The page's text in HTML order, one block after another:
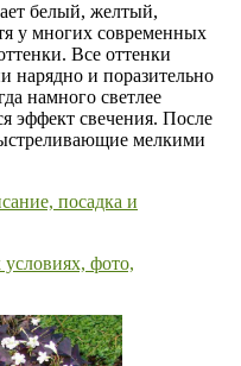
белый, желтый,
у многих современных
Все оттенки
нарядно и поразительно
намного светлее
эффект свечения. После
мелкими